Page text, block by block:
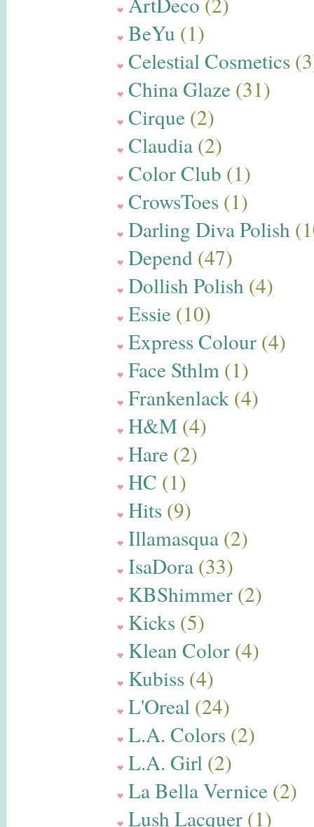
BeYu (1)
Celestial Cosmetics
China Glaze (31)
Cirque (2)
Claudia (2)
Color Club (1)
CrowsToes (1)
Darling Diva Polish
Depend (47)
Dollish Polish (4)
Essie (10)
Express Colour (4)
Face Sthlm (1)
Frankenlack (4)
H&M (4)
Hare (2)
HC (1)
Hits (9)
Illamasqua (2)
IsaDora (33)
KBShimmer (2)
Kicks (5)
Klean Color (4)
Kubiss (4)
L'Oreal (24)
L.A. Colors (2)
L.A. Girl (2)
La Bella Vernice (2)
Lush Lacquer (1)